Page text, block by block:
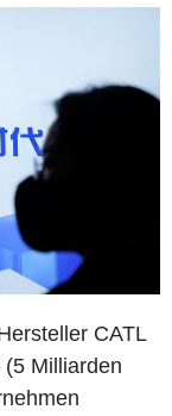
CATL
Milliarden